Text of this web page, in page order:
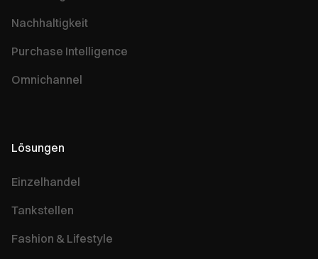
Nachhaltigkeit
Purchase Intelligence
Omnichannel
Lösungen
Einzelhandel
Tankstellen
Fashion & Lifestyle